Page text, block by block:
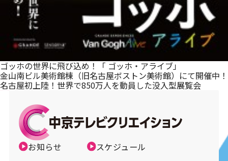
ゴッホの世界に飛び込め！「 ゴッホ・アライブ」
金山南ビル美術館棟（旧名古屋ボストン美術館）にて開催中！
名古屋初上陸！世界で850万人を動員した没入型展覧会
お知らせ
スケジュール